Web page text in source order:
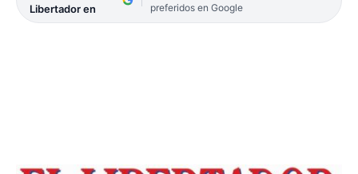
Libertador en
preferidos en Google